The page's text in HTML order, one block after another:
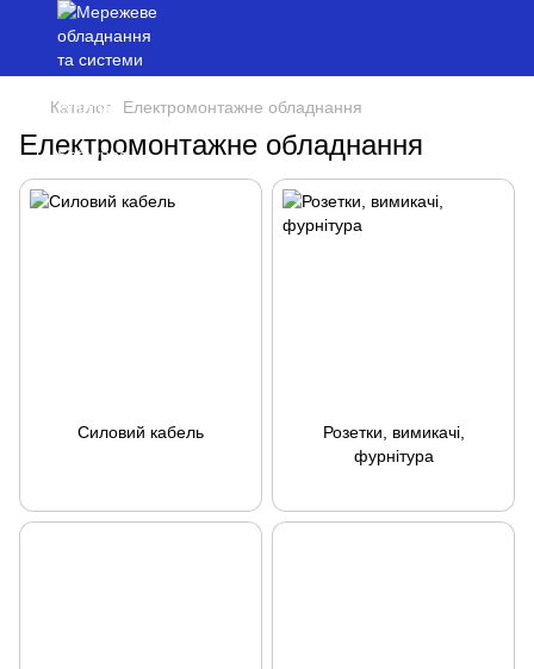
Каталог Електромонтажне обладнання
Електромонтажне обладнання
Силовий кабель
Розетки, вимикачі,
фурнітура